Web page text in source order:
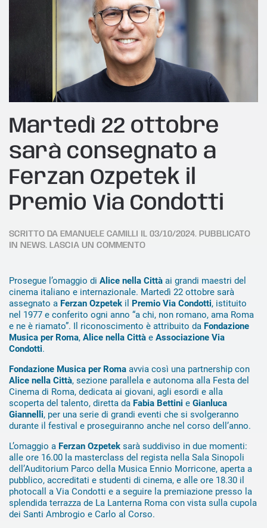
Martedì 22 ottobre
sarà consegnato a
Ferzan Ozpetek il
Premio Via Condotti
SCRITTO DA EMANUELE CAMILLI IL 03/10/2024. PUBBLICATO
IN NEWS. LASCIA UN COMMENTO
Prosegue l’omaggio di Alice nella Città ai grandi maestri del
cinema italiano e internazionale. Martedì 22 ottobre sarà
assegnato a Ferzan Ozpetek il Premio Via Condotti, istituito
nel 1977 e conferito ogni anno “a chi, non romano, ama Roma
e ne è riamato”. Il riconoscimento è attribuito da Fondazione
Musica per Roma, Alice nella Città e Associazione Via
Condotti.
Fondazione Musica per Roma avvia così una partnership con
Alice nella Città, sezione parallela e autonoma alla Festa del
Cinema di Roma, dedicata ai giovani, agli esordi e alla
scoperta del talento, diretta da Fabia Bettini e Gianluca
Giannelli, per una serie di grandi eventi che si svolgeranno
durante il festival e proseguiranno anche nel corso dell’anno.
L’omaggio a Ferzan Ozpetek sarà suddiviso in due momenti:
alle ore 16.00 la masterclass del regista nella Sala Sinopoli
dell’Auditorium Parco della Musica Ennio Morricone, aperta a
pubblico, accreditati e studenti di cinema, e alle ore 18.30 il
photocall a Via Condotti e a seguire la premiazione presso la
splendida terrazza de La Lanterna Roma con vista sulla cupola
dei Santi Ambrogio e Carlo al Corso.